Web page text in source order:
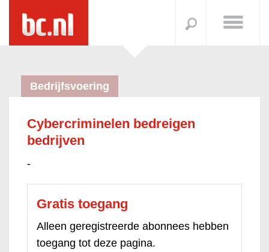
Bedrijfsvoering
Cybercriminelen bedreigen
bedrijven
-
Gratis toegang
Alleen geregistreerde abonnees hebben
toegang tot deze pagina.